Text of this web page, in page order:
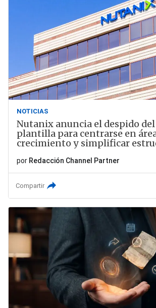
NOTICIAS
Nutanix anuncia el despido del
plantilla para centrarse en
crecimiento y simplificar
por Redacción Channel Partner
Compartir